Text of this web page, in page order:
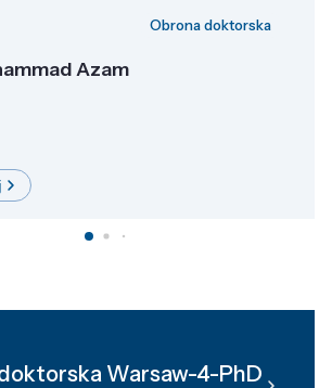
Obrona doktorska
Azam
doktorska Warsaw-4-PhD